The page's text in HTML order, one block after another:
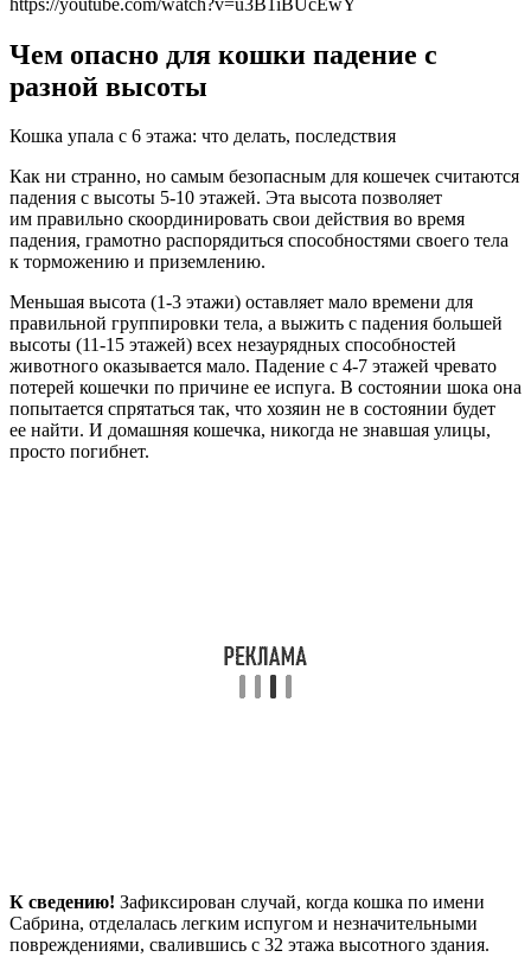
Чем опасно для кошки падение с
разной высоты
Кошка упала с 6 этажа: что делать, последствия
Как ни странно, но самым безопасным для кошечек считаются
падения с высоты 5-10 этажей. Эта высота позволяет
им правильно скоординировать свои действия во время
падения, грамотно распорядиться способностями своего тела
к торможению и приземлению.
Меньшая высота (1-3 этажи) оставляет мало времени для
правильной группировки тела, а выжить с падения большей
высоты (11-15 этажей) всех незаурядных способностей
животного оказывается мало. Падение с 4-7 этажей чревато
потерей кошечки по причине ее испуга. В состоянии шока она
попытается спрятаться так, что хозяин не в состоянии будет
ее найти. И домашняя кошечка, никогда не знавшая улицы,
просто погибнет.
К сведению! Зафиксирован случай, когда кошка по имени
Сабрина, отделалась легким испугом и незначительными
повреждениями, свалившись с 32 этажа высотного здания.